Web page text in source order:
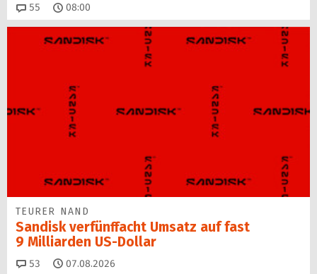
55 Kommentare
08:00
TEURER NAND
Sandisk verfünffacht Umsatz auf fast
9 Milliarden US-Dollar
53 Kommentare
07.08.2026